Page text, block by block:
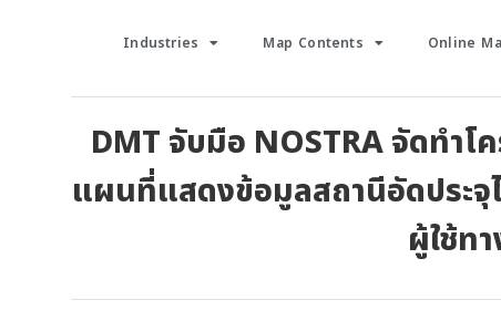
Industries Map Contents Online
DMT จับมือ NOSTRA จัดทำ
แผนที่แสดงข้อมูลสถานีอัดประจุ
ผู้ใช้ท